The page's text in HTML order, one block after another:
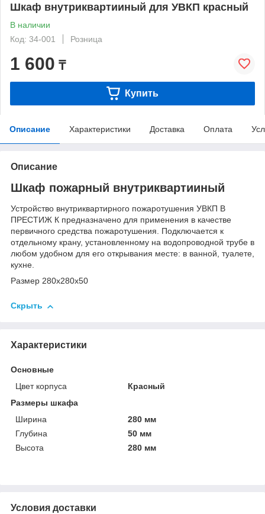
Шкаф внутриквартииный для УВКП красный
В наличии
Код: 34-001
Розница
1 600 ₸
Купить
Описание Характеристики Доставка Оплата
Описание
Шкаф пожарный внутриквартииный
Устройство внутриквартирного пожаротушения УВКП В
ПРЕСТИЖ К предназначено для применения в качестве
первичного средства пожаротушения. Подключается к
отдельному крану, установленному на водопроводной трубе в
любом удобном для его открывания месте: в ванной, туалете,
кухне.
Размер 280x280x50
Скрыть
Характеристики
Основные
Цвет корпуса
Красный
Размеры шкафа
Ширина
280 мм
Глубина
50 мм
Высота
280 мм
Условия доставки